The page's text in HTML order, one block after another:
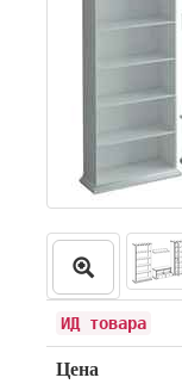
ИД товара
Цена